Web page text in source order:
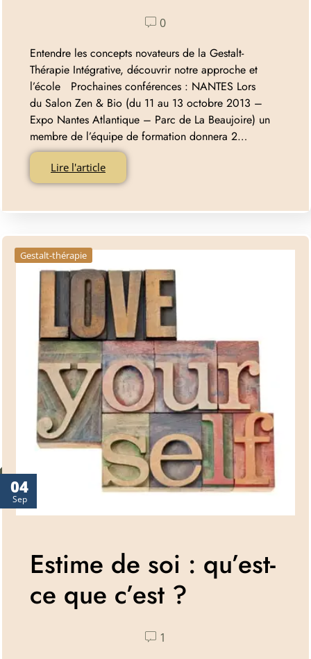
0
Entendre les concepts novateurs de la Gestalt-
Thérapie Intégrative, découvrir notre approche et
l’école Prochaines conférences : NANTES Lors
du Salon Zen & Bio (du 11 au 13 octobre 2013 –
Expo Nantes Atlantique – Parc de La Beaujoire) un
membre de l’équipe de formation donnera 2…
Lire l'article
04
Sep
Gestalt-thérapie
Estime de soi : qu’est-
ce que c’est ?
1